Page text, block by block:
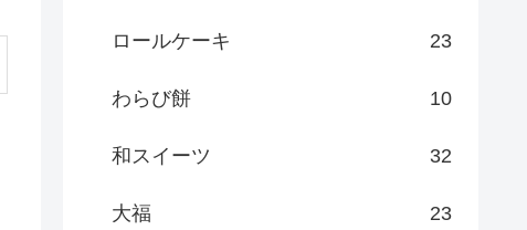
ロールケーキ 23
わらび餅 10
和スイーツ 32
大福 23